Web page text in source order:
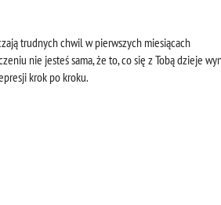
trudnych chwil w pierwszych miesiącach
nie jesteś sama, że to, co się z Tobą dzieje
krok po kroku.